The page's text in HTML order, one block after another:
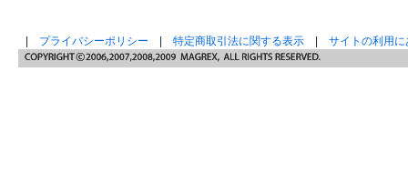
プライバシーポリシー 特定商取引法に関する表示 サイトの利用に